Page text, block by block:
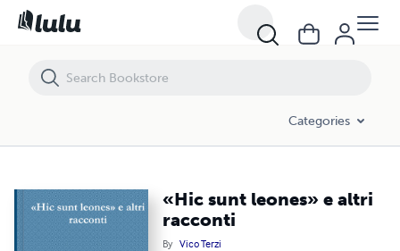
Categories
«Hic sunt leones» e altri
racconti
By Vico Terzi
«Hic sunt leones» e altri racconti